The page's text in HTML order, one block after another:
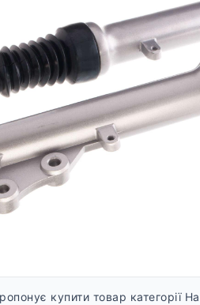
купити товар категорії